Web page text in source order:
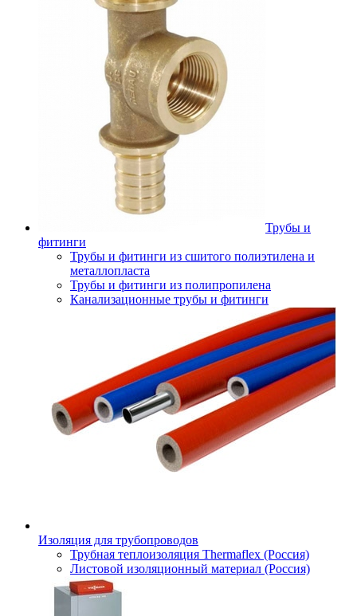
Трубы и
фитинги
Трубы и фитинги из сшитого полиэтилена и
металлопласта
Трубы и фитинги из полипропилена
Канализационные трубы и фитинги
Изоляция для трубопроводов
Трубная теплоизоляция Thermaflex (Россия)
Листовой изоляционный материал (Россия)